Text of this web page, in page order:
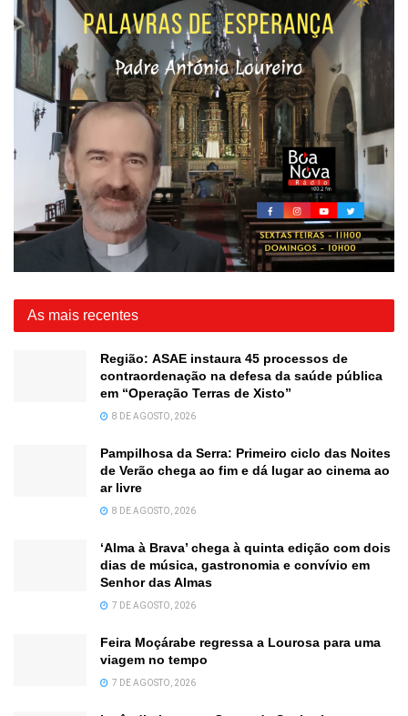
As mais recentes
Região: ASAE instaura 45 processos de
contraordenação na defesa da saúde pública
em “Operação Terras de Xisto”
8 DE AGOSTO, 2026
Pampilhosa da Serra: Primeiro ciclo das Noites
de Verão chega ao fim e dá lugar ao cinema ao
ar livre
8 DE AGOSTO, 2026
‘Alma à Brava’ chega à quinta edição com dois
dias de música, gastronomia e convívio em
Senhor das Almas
7 DE AGOSTO, 2026
Feira Moçárabe regressa a Lourosa para uma
viagem no tempo
7 DE AGOSTO, 2026